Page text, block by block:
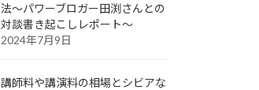
法～パワーブロガー田渕さんとの
対談書き起こしレポート～
2024年7月9日
講師料や講演料の相場とシビアな